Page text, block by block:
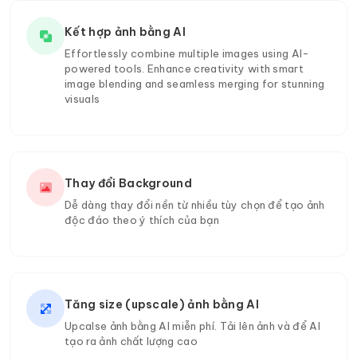
Kết hợp ảnh bằng AI
Effortlessly combine multiple images using AI-
powered tools. Enhance creativity with smart
image blending and seamless merging for stunning
visuals
Thay đổi Background
Dễ dàng thay đổi nền từ nhiều tùy chọn để tạo ảnh
độc đáo theo ý thích của bạn
Tăng size (upscale) ảnh bằng AI
Upcalse ảnh bằng AI miễn phí. Tải lên ảnh và để AI
tạo ra ảnh chất lượng cao